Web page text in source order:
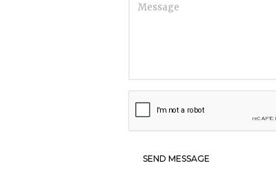
SEND MESSAGE